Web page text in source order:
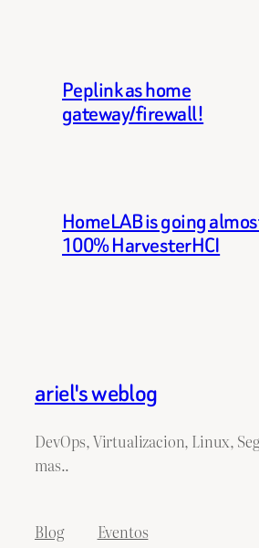
Peplink as home
gateway/firewall!
HomeLAB is going
100% HarvesterHCI
ariel's weblog
DevOps, Virtualizacion, Linux,
mas..
Blog
Eventos